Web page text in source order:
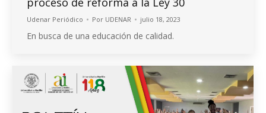
Udenar Periódico Por UDENAR julio 18, 2023
En busca de una educación de calidad.